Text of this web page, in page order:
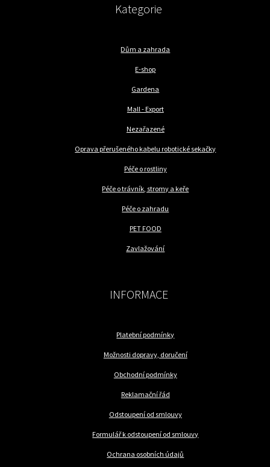
Kategorie
Dům a zahrada
E-shop
Gardena
Mall - Export
Nezařazené
Oprava přerušeného kabelu robotické sekačky
Péče o rostliny
Péče o trávník, stromy a keře
Péče o zahradu
PET FOOD
Zavlažování
INFORMACE
Platební podmínky
Možnosti dopravy, doručení
Obchodní podmínky
Reklamační řád
Odstoupení od smlouvy
Formulář k odstoupení od smlouvy
Ochrana osobních údajů